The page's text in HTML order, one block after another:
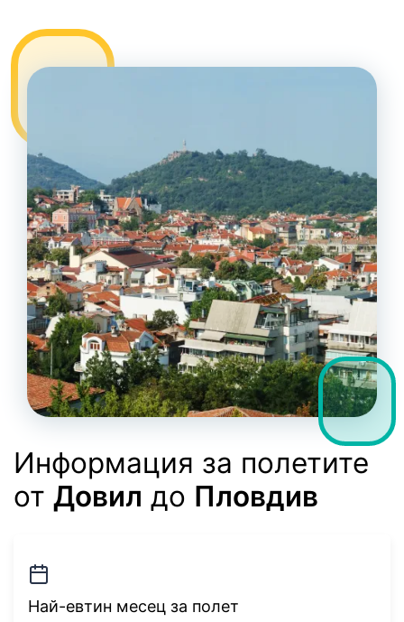
Информация за полетите
от Довил до Пловдив
Най-евтин месец за полет